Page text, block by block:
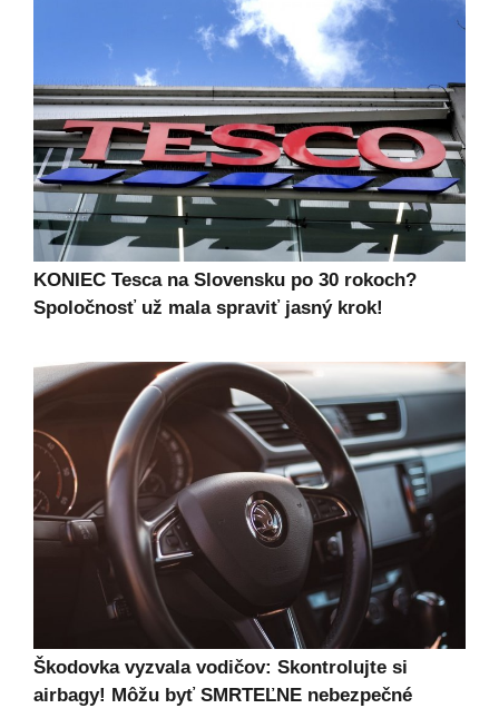
KONIEC Tesca na Slovensku po 30 rokoch?
Spoločnosť už mala spraviť jasný krok!
Škodovka vyzvala vodičov: Skontrolujte si
airbagy! Môžu byť SMRTEĽNE nebezpečné